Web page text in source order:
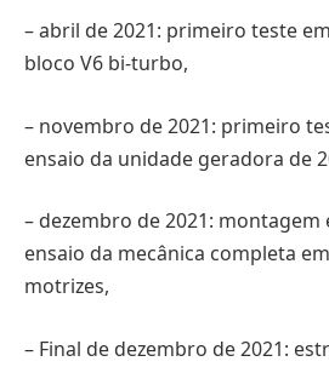
– abril de 2021: primeiro teste
bloco V6 bi-turbo,
– novembro de 2021: primeiro
ensaio da unidade geradora de
– dezembro de 2021: montagem
ensaio da mecânica completa
motrizes,
– Final de dezembro de 2021: